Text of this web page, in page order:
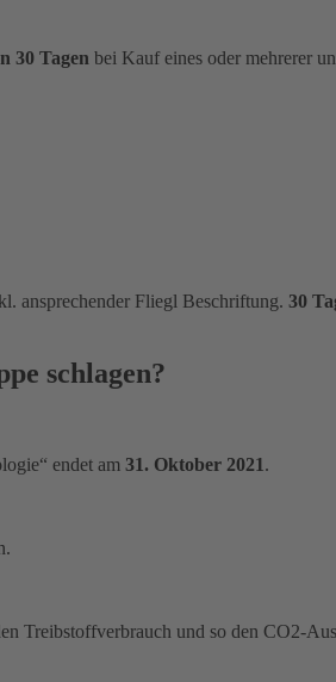
30 Tagen bei Kauf eines oder mehrerer
ansprechender Fliegl Beschriftung. 30
schlagen?
endet am 31. Oktober 2021.
Treibstoffverbrauch und so den CO2-